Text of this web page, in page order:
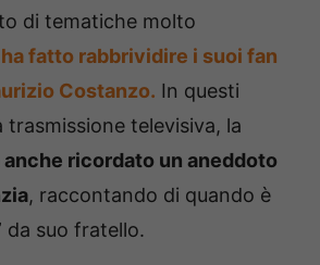
di tematiche molto
ha fatto rabbrividire i suoi fan
Costanzo. In questi
trasmissione televisiva, la
anche ricordato un aneddoto
, raccontando di quando è
da suo fratello.